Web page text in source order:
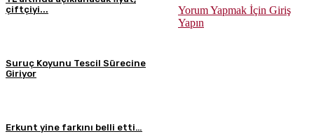
çiftçiyi...
Suruç Koyunu Tescil Sürecine
Giriyor
Erkunt yine farkını belli etti…
Yorum Yapmak İçin Giriş
Yapın